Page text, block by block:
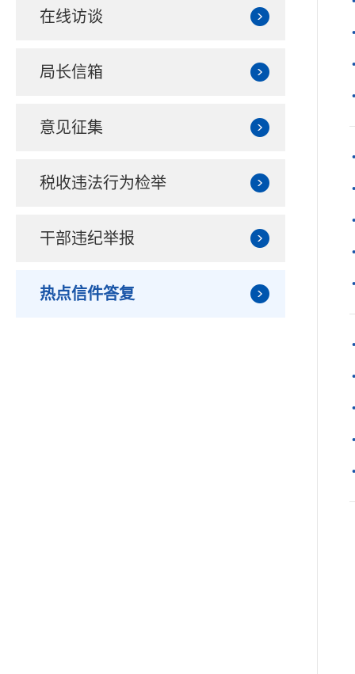
在线访谈
局长信箱
意见征集
税收违法行为检举
干部违纪举报
热点信件答复